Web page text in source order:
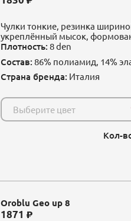
Чулки тонкие, резинка
укреплённый мысок,
Плотность: 8 den
Состав: 86% полиамид, 14%
Страна бренда: Италия
Выберите цвет
Кол-
Oroblu Geo up 8
1871